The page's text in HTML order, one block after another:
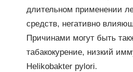
длительном применении
средств, негативно
Причинами могут быть
табакокурение, низкий
Helikobakter pylori.